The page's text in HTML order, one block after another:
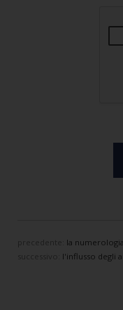
precedente: la
l'influsso degli